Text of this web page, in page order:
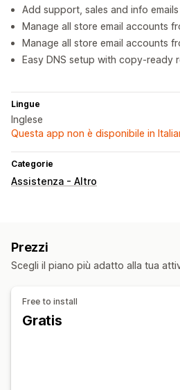
Add support, sales and info
Manage all store email accounts
Manage all store email accounts
Easy DNS setup with copy-ready
Lingue
Inglese
Questa app non è disponibile in
Categorie
Assistenza - Altro
Prezzi
Scegli il piano più adatto alla tua
Free to install
Gratis